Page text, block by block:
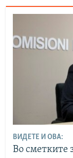
ВИДЕТЕ И ОВА:
Во сметките